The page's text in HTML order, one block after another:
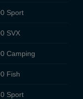
Sport
SVX
Camping
Fish
Sport